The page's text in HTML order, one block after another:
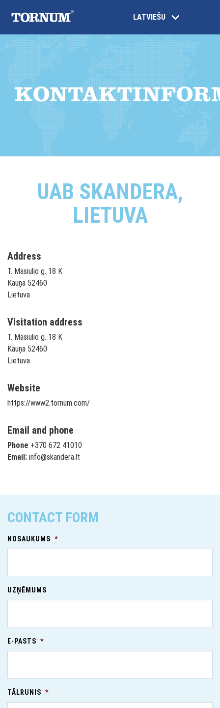
LATVIEŠU
UAB SKANDERA,
LIETUVA
Address
T. Masiulio g. 18 K
Kauņa 52460
Lietuva
Visitation address
T. Masiulio g. 18 K
Kauņa 52460
Lietuva
Website
https://www2.tornum.com/
Email and phone
Phone +370 672 41010
Email: info@skandera.lt
CONTACT FORM
NOSAUKUMS *
UZŅĒMUMS
E-PASTS *
TĀLRUNIS *